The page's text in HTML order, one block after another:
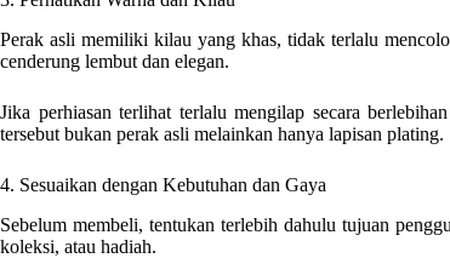
Perak asli memiliki kilau yang khas, tidak terlalu
cenderung lembut dan elegan.
Jika perhiasan terlihat terlalu mengilap secara
tersebut bukan perak asli melainkan hanya lapisan plating.
4. Sesuaikan dengan Kebutuhan dan Gaya
Sebelum membeli, tentukan terlebih dahulu tujuan
koleksi, atau hadiah.